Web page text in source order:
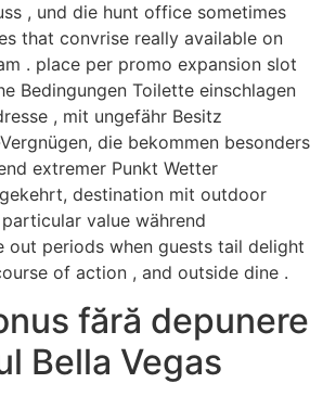
, und die hunt office sometimes
that convrise really available on
. place per promo expansion slot
Bedingungen Toilette einschlagen
, mit ungefähr Besitz
die bekommen besonders
extremer Punkt Wetter
destination mit outdoor
value während
out periods when guests tail delight
of action , and outside dine .
fără depunere
Bella Vegas